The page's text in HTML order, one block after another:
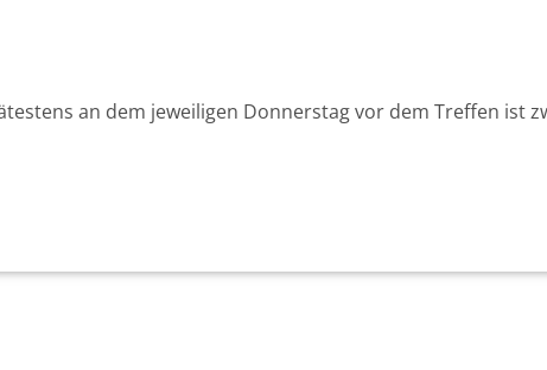
an dem jeweiligen Donnerstag vor dem Treffen ist